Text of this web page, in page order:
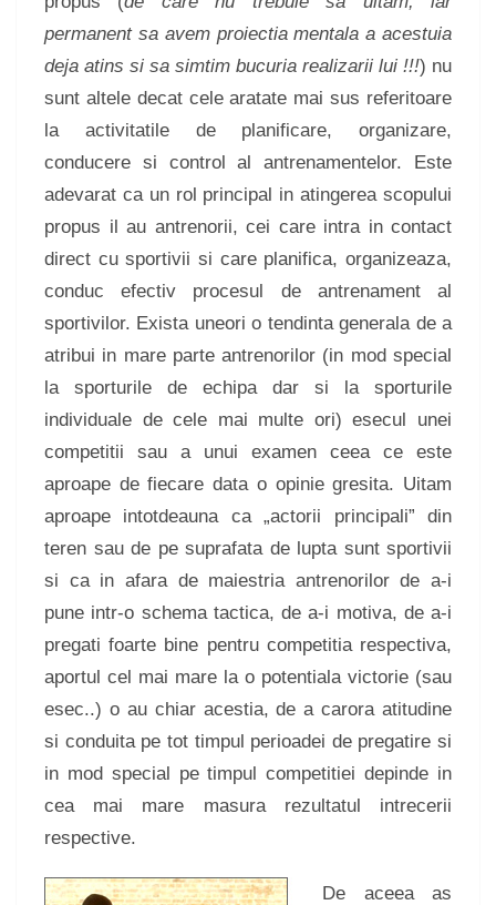
permanent sa avem proiectia mentala a acestuia
deja atins si sa simtim bucuria realizarii lui !!!) nu
sunt altele decat cele aratate mai sus referitoare
la activitatile de planificare, organizare,
conducere si control al antrenamentelor. Este
adevarat ca un rol principal in atingerea scopului
propus il au antrenorii, cei care intra in contact
direct cu sportivii si care planifica, organizeaza,
conduc efectiv procesul de antrenament al
sportivilor. Exista uneori o tendinta generala de a
atribui in mare parte antrenorilor (in mod special
la sporturile de echipa dar si la sporturile
individuale de cele mai multe ori) esecul unei
competitii sau a unui examen ceea ce este
aproape de fiecare data o opinie gresita. Uitam
aproape intotdeauna ca „actorii principali” din
teren sau de pe suprafata de lupta sunt sportivii
si ca in afara de maiestria antrenorilor de a-i
pune intr-o schema tactica, de a-i motiva, de a-i
pregati foarte bine pentru competitia respectiva,
aportul cel mai mare la o potentiala victorie (sau
esec..) o au chiar acestia, de a carora atitudine
si conduita pe tot timpul perioadei de pregatire si
in mod special pe timpul competitiei depinde in
cea mai mare masura rezultatul intrecerii
respective.
De aceea as